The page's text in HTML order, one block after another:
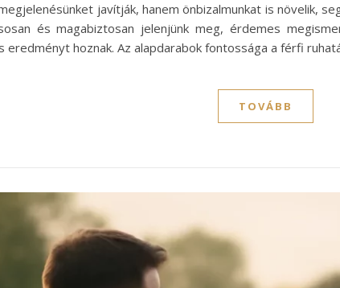
javítják, hanem önbizalmunkat is növelik,
és magabiztosan jelenjünk meg, érdemes
eredményt hoznak. Az alapdarabok fontossága a férfi
TOVÁBB